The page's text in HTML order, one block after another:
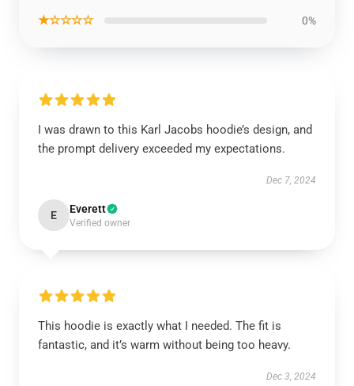
★☆☆☆☆ 0%
I was drawn to this Karl Jacobs hoodie’s design, and
the prompt delivery exceeded my expectations.
Dec 7, 2024
E Everett
Verified owner
This hoodie is exactly what I needed. The fit is
fantastic, and it’s warm without being too heavy.
Dec 3, 2024